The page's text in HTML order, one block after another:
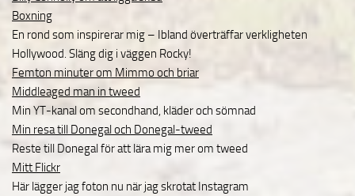
Boxning
En rond som inspirerar mig – Ibland överträffar verkligheten
Hollywood. Släng dig i väggen Rocky!
Femton minuter om Mimmo och briar
Middleaged man in tweed
Min YT-kanal om secondhand, kläder och sömnad
Min resa till Donegal och Donegal-tweed
Reste till Donegal för att lära mig mer om tweed
Mitt Flickr
Här lägger jag foton nu när jag skrotat Instagram